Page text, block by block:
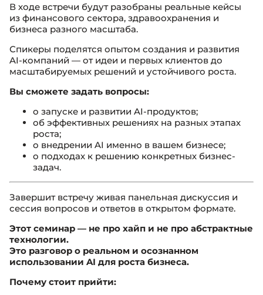
В ходе встречи будут разобраны реальные кейсы
из финансового сектора, здравоохранения и
бизнеса разного масштаба.
Спикеры поделятся опытом создания и развития
AI-компаний — от идеи и первых клиентов до
масштабируемых решений и устойчивого роста.
Вы сможете задать вопросы:
о запуске и развитии AI-продуктов;
об эффективных решениях на разных этапах
роста;
о внедрении AI именно в вашем бизнесе;
о подходах к решению конкретных бизнес-
задач.
Завершит встречу живая панельная дискуссия и
сессия вопросов и ответов в открытом формате.
Этот семинар — не про хайп и не про абстрактные
технологии.
Это разговор о реальном и осознанном
использовании AI для роста бизнеса.
Почему стоит прийти: